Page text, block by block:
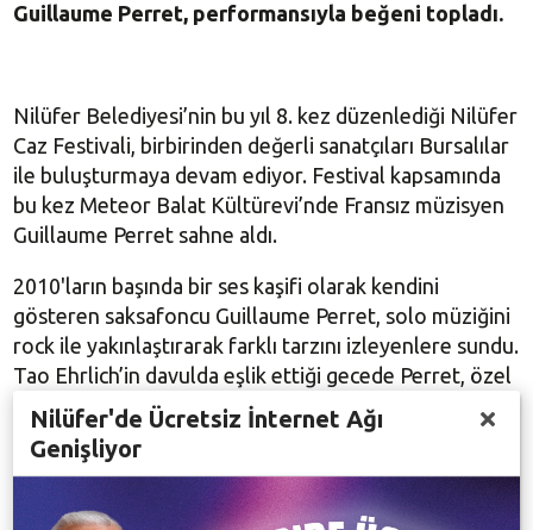
Guillaume Perret, performansıyla beğeni topladı.
Nilüfer Belediyesi’nin bu yıl 8. kez düzenlediği Nilüfer
Caz Festivali, birbirinden değerli sanatçıları Bursalılar
ile buluşturmaya devam ediyor. Festival kapsamında
bu kez Meteor Balat Kültürevi’nde Fransız müzisyen
Guillaume Perret sahne aldı.
2010'ların başında bir ses kaşifi olarak kendini
gösteren saksafoncu Guillaume Perret, solo müziğini
rock ile yakınlaştırarak farklı tarzını izleyenlere sundu.
Tao Ehrlich’in davulda eşlik ettiği gecede Perret, özel
tasarım saksafonuyla sunduğu elektronik
çeşitlemelerle izleyenlere farklı deneyimler sundu.
Bir saati aşkın konser süresince izleyenler Fransız
müzisyene danslarıyla eşlik ederek gecenin keyfini
Nilüfer'de Ücretsiz İnternet Ağı
Genişliyor